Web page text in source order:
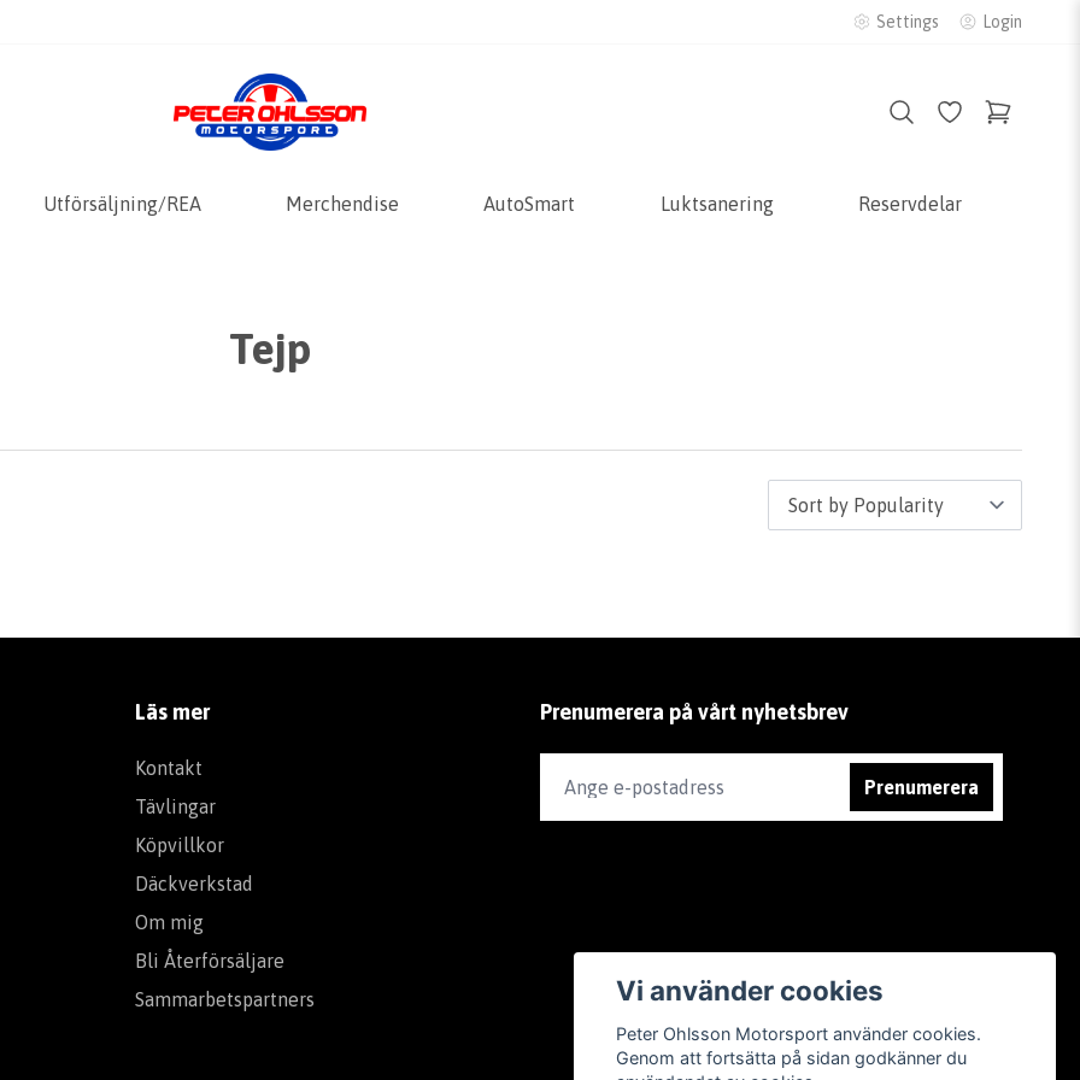
Settings Login
Utförsäljning/REA Merchendise AutoSmart Luktsanering Reservdelar
Tejp
Läs mer
Kontakt
Tävlingar
Köpvillkor
Däckverkstad
Om mig
Bli Återförsäljare
Sammarbetspartners
Prenumerera på vårt nyhetsbrev
Prenumerera
Vi använder cookies
Peter Ohlsson Motorsport använder cookies.
Genom att fortsätta på sidan godkänner du